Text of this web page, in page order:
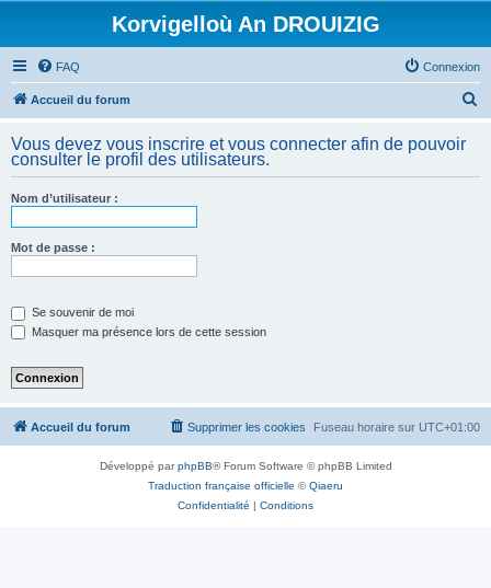
Korvigelloù An DROUIZIG
FAQ Connexion
Accueil du forum
h
Vous devez vous inscrire et vous connecter afin de pouvoir
consulter le profil des utilisateurs.
Nom d’utilisateur :
Mot de passe :
Se souvenir de moi
Masquer ma présence lors de cette session
Accueil du forum Fuseau horaire sur UTC+01:00
Supprimer les cookies
Développé parphpBB® Forum Software © phpBB Limited
Traduction française officielle ©Qiaeru
Confidentialité | Conditions